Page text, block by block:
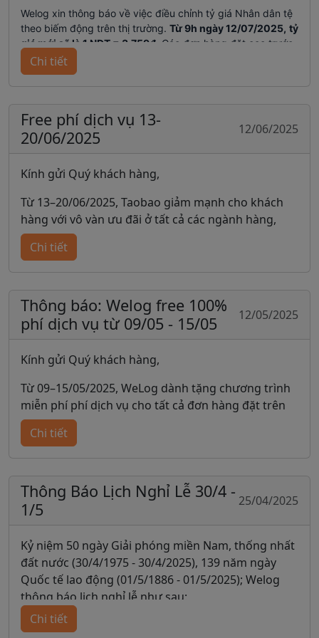
Hotline: 1900252550
Welog - Nhập Hàng Trung Quốc
💬 Mọi thông tin chi tiết, vui lòng liên hệ fanpage
hoặc hotline để được tư vấn và hỗ trợ nhanh
chóng.
Trân trọng!
Welog xin thông báo về việc điều chỉnh tỷ giá Nhân dân tệ
theo biếm động trên thị trường. Từ 9h ngày 12/07/2025, tỷ
giá mới sẽ là 1 NDT = 3.759đ . Các đơn hàng đặt cọc trước
thời điểm này sẽ áp dụng theo tỷ giá cũ.
Chi tiết
Free phí dịch vụ 13-
20/06/2025
12/06/2025
Kính gửi Quý khách hàng,
Từ 13–20/06/2025, Taobao giảm mạnh cho khách
hàng với vô vàn ưu đãi ở tất cả các ngành hàng,
WeLog tung ưu đãi kép - miễn phí dịch vụ cho tất
cả đơn hàng order!
✅ Không yêu cầu giá trị tối thiểu
✅ Áp dụng cho mọi khách hàng, dù là mới hay
thân thiết!
✅ Áp dụng cho các đơn hàng Taobao, Tmall,
1688
💥 Cơ hội vàng để săn hàng nội địa Trung Quốc với
chi phí siêu tiết kiệm!
Đặt đơn ngay trên hệ thống hoặc liên hệ đội ngũ
Chi tiết
Thông báo: Welog free 100%
phí dịch vụ từ 09/05 - 15/05
12/05/2025
Kính gửi Quý khách hàng,
Từ 09–15/05/2025, WeLog dành tặng chương trình
miễn phí phí dịch vụ cho tất cả đơn hàng đặt trên
Taobao, Tmall, 1688!
✅ Không giới hạn số lượng đơn
✅ Áp dụng cho mọi khách hàng, dù là mới hay
thân thiết!
💥 Cơ hội vàng để săn hàng nội địa Trung Quốc với
chi phí siêu tiết kiệm!
Đặt đơn ngay trên hệ thống hoặc liên hệ đội ngũ
CSKH để được hỗ trợ nhanh chóng!
Chi tiết
Thông Báo Lịch Nghỉ Lễ 30/4 -
1/5
25/04/2025
Kỷ niệm 50 ngày Giải phóng miền Nam, thống nhất
đất nước (30/4/1975 - 30/4/2025), 139 năm ngày
Quốc tế lao động (01/5/1886 - 01/5/2025); Welog
thông báo lịch nghỉ lễ như sau:
Chi tiết